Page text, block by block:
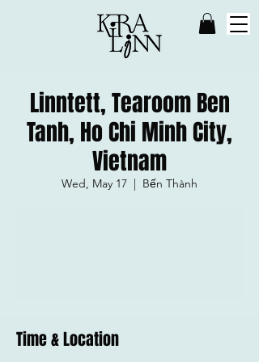
Linntett, Tearoom Ben
Tanh, Ho Chi Minh City,
Vietnam
Wed, May 17
  |
Bến Thành
Time & Location